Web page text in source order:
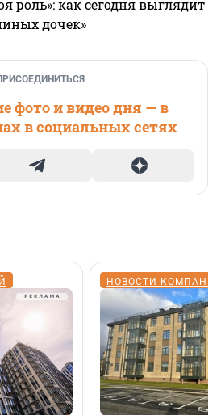
роль»: как сегодня выглядит
дочек»
фото и видео дня — в
в социальных сетях
НОВОСТИ